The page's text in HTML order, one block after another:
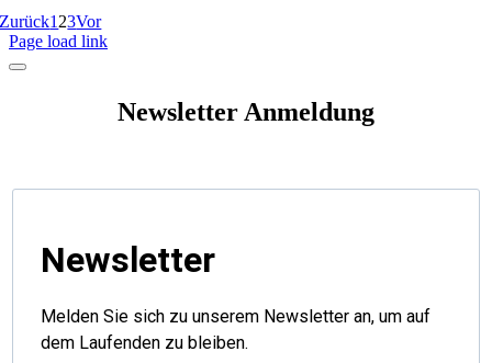
Zurück1 23Vor
Page load link
Newsletter Anmeldung
Newsletter
Melden Sie sich zu unserem Newsletter an, um auf
dem Laufenden zu bleiben.